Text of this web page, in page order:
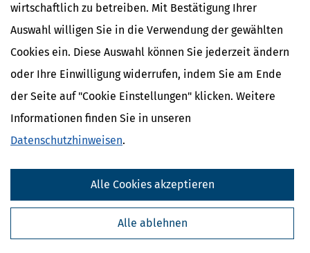
wirtschaftlich zu betreiben. Mit Bestätigung Ihrer
Auswahl willigen Sie in die Verwendung der gewählten
Cookies ein. Diese Auswahl können Sie jederzeit ändern
oder Ihre Einwilligung widerrufen, indem Sie am Ende
der Seite auf "Cookie Einstellungen" klicken. Weitere
Informationen finden Sie in unseren
Datenschutzhinweisen.
Alle ablehnen
Alle Cookies akzeptieren
Kostenlose Steuertipps & News
Steuertipps
Geldtipps
Ja, ich möchte die kostenlosen Newsletter
Datenschutzhinweisehabe ich gelesen.
Meine Einwilligung kann ich jederzeit durch